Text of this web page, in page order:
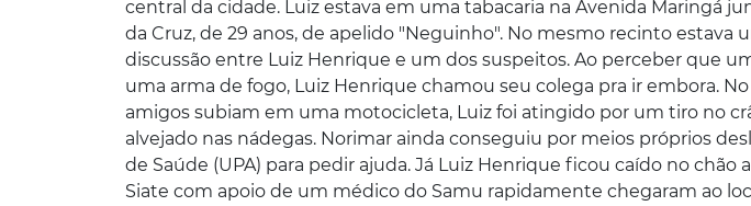
central da cidade. Luiz estava em uma tabacaria na Avenida Maringá
da Cruz, de 29 anos, de apelido "Neguinho". No mesmo recinto estava
discussão entre Luiz Henrique e um dos suspeitos. Ao perceber que
uma arma de fogo, Luiz Henrique chamou seu colega pra ir embora.
amigos subiam em uma motocicleta, Luiz foi atingido por um tiro no
alvejado nas nádegas. Norimar ainda conseguiu por meios próprios
de Saúde (UPA) para pedir ajuda. Já Luiz Henrique ficou caído no chão
Siate com apoio de um médico do Samu rapidamente chegaram ao